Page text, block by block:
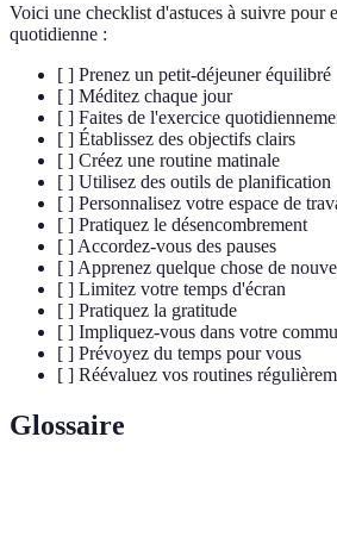
Voici une checklist d'astuces à suivre pour
quotidienne :
[ ] Prenez un petit-déjeuner équilibré
[ ] Méditez chaque jour
[ ] Faites de l'exercice
[ ] Établissez des objectifs clairs
[ ] Créez une routine matinale
[ ] Utilisez des outils de planification
[ ] Personnalisez votre espace de
[ ] Pratiquez le désencombrement
[ ] Accordez-vous des pauses
[ ] Apprenez quelque chose de
[ ] Limitez votre temps d'écran
[ ] Pratiquez la gratitude
[ ] Impliquez-vous dans votre
[ ] Prévoyez du temps pour vous
[ ] Réévaluez vos routines
Glossaire